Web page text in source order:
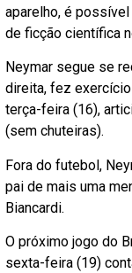
aparelho, é
de ficção científica
Neymar segue se
direita, fez
terça-feira (16),
(sem chuteiras).
Fora do futebol,
pai de mais uma
Biancardi.
O próximo jogo do
sexta-feira (19)